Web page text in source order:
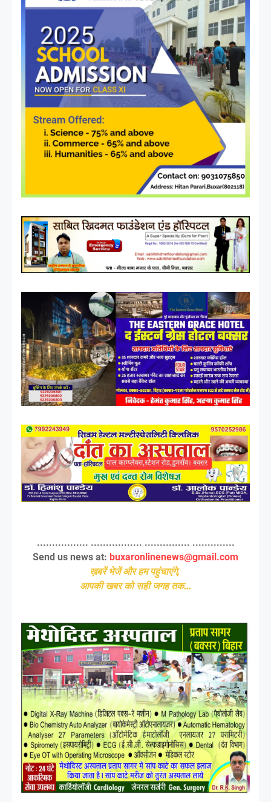
................. ................. ............... ..............
Send us news at: buxaronlinenews@gmail.com
ख़बरें भेजें और हम पहुंचाएंगे,
आपकी खबर को सही जगह तक...